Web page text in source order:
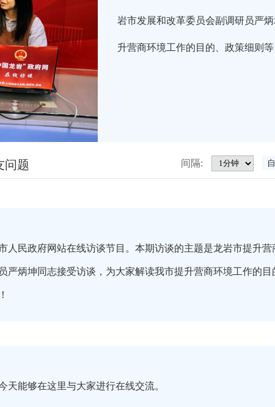
岩市发展和改革委员会副调研员严
升营商环境工作的目的、政策细则
问题 间隔:
人民政府网站在线访谈节目。本期访谈的主题是龙岩市提升营
严炳坤同志接受访谈，为大家解读我市提升营商环境工作的
天能够在这里与大家进行在线交流。